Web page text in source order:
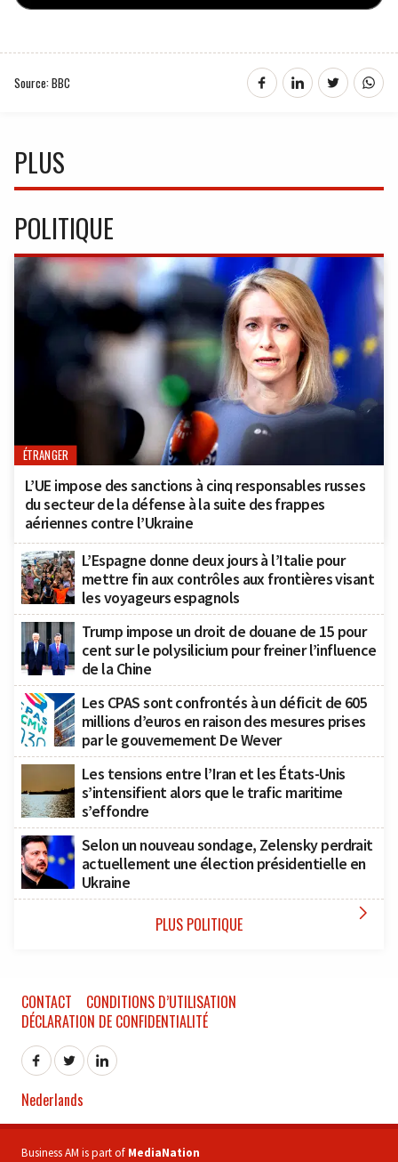
Source: BBC
PLUS
POLITIQUE
ÉTRANGER
L’UE impose des sanctions à cinq responsables russes
du secteur de la défense à la suite des frappes
aériennes contre l’Ukraine
L’Espagne donne deux jours à l’Italie pour
mettre fin aux contrôles aux frontières visant
les voyageurs espagnols
Trump impose un droit de douane de 15 pour
cent sur le polysilicium pour freiner l’influence
de la Chine
Les CPAS sont confrontés à un déficit de 605
millions d’euros en raison des mesures prises
par le gouvernement De Wever
Les tensions entre l’Iran et les États-Unis
s’intensifient alors que le trafic maritime
s’effondre
Selon un nouveau sondage, Zelensky perdrait
actuellement une élection présidentielle en
Ukraine
PLUS POLITIQUE 
CONTACT
CONDITIONS D’UTILISATION
DÉCLARATION DE CONFIDENTIALITÉ
Nederlands
Business AM is part of MediaNation